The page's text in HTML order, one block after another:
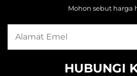
Mohon sebut harga
HUBUNGI